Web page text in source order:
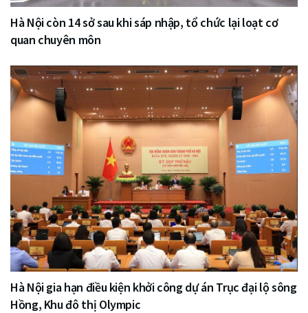
Hà Nội còn 14 sở sau khi sáp nhập, tổ chức lại loạt cơ
quan chuyên môn
Hà Nội gia hạn điều kiện khởi công dự án Trục đại lộ sông
Hồng, Khu đô thị Olympic